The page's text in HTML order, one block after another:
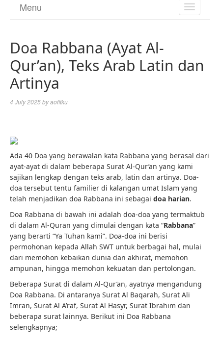
TOGGLE
Menu
Doa Rabbana (Ayat Al-
Qur’an), Teks Arab Latin dan
Artinya
4 July 2025byaofitku
Ada 40 Doa yang berawalan kata Rabbana yang berasal dari
ayat-ayat di dalam beberapa Surat Al-Qur’an yang kami
sajikan lengkap dengan teks arab, latin dan artinya. Doa-
doa tersebut tentu familier di kalangan umat Islam yang
telah menjadikan doa Rabbana ini sebagai doa harian.
Doa Rabbana di bawah ini adalah doa-doa yang termaktub
di dalam Al-Quran yang dimulai dengan kata “Rabbana”
yang berarti “Ya Tuhan kami”. Doa-doa ini berisi
permohonan kepada Allah SWT untuk berbagai hal, mulai
dari memohon kebaikan dunia dan akhirat, memohon
ampunan, hingga memohon kekuatan dan pertolongan.
Beberapa Surat di dalam Al-Qur’an, ayatnya mengandung
Doa Rabbana. Di antaranya Surat Al Baqarah, Surat Ali
Imran, Surat Al A’raf, Surat Al Hasyr, Surat Ibrahim dan
beberapa surat lainnya. Berikut ini Doa Rabbana
selengkapnya;